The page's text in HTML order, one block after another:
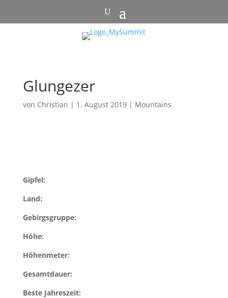
Glungezer
von Christian | 1. August 2019| Mountains
Gipfel:
Land:
Gebirgsgruppe:
Höhe:
Höhenmeter:
Gesamtdauer:
Beste Jahreszeit: